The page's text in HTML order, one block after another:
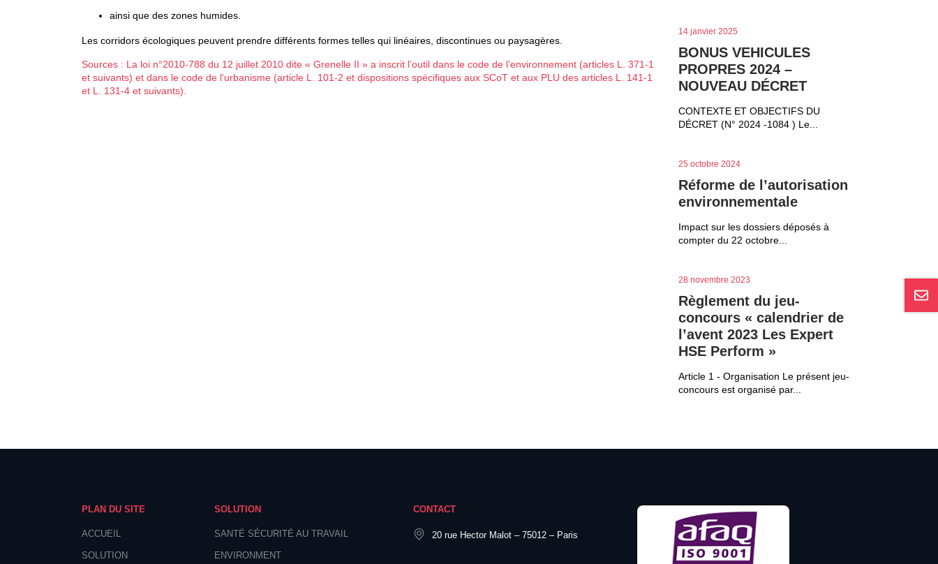
ainsi que des zones humides.
Les corridors écologiques peuvent prendre différents formes telles qui linéaires, discontinues ou paysagères.
Sources : La loi n°2010-788 du 12 juillet 2010 dite « Grenelle II » a inscrit l’outil dans le code de l’environnement (articles L. 371-1
et suivants) et dans le code de l’urbanisme (article L. 101-2 et dispositions spécifiques aux SCoT et aux PLU des articles L. 141-1
et L. 131-4 et suivants).
14 janvier 2025
BONUS VEHICULES
PROPRES 2024 –
NOUVEAU DÉCRET
CONTEXTE ET OBJECTIFS DU
DÉCRET (N° 2024 -1084 ) Le...
25 octobre 2024
Réforme de l’autorisation
environnementale
Impact sur les dossiers déposés à
compter du 22 octobre...
28 novembre 2023
Règlement du jeu-
concours « calendrier de
l’avent 2023 Les Expert
HSE Perform »
Article 1 - Organisation Le présent jeu-
concours est organisé par...
PLAN DU SITE
ACCUEIL
SOLUTION
SOLUTION
SANTÉ SÉCURITÉ AU TRAVAIL
ENVIRONMENT
CONTACT
20 rue Hector Malot – 75012 – Paris